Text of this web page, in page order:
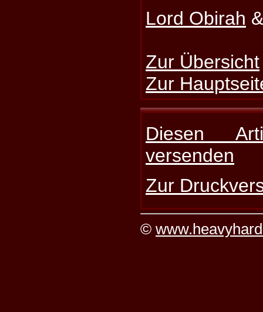
Lord Obirah
Zur Übersicht
Zur
Diesen
versenden
Zur
©